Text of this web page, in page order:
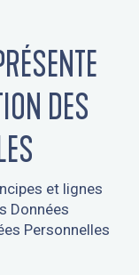
DES
et lignes
Données
Personnelles